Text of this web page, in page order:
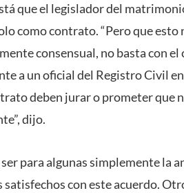
que el legislador del
como contrato. “Pero que esto
consensual, no basta con
a un oficial del Registro Civil
deben jurar o prometer que
dijo.
para algunas simplemente la
con este acuerdo.